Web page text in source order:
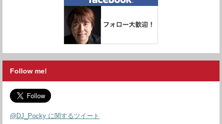
Follow me!
@DJ_Pocky に関するツイート